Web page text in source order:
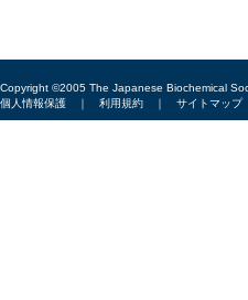
Copyright ©2005 The Japanese Biochemical
個人情報保護 ｜ 利用規約 ｜ サイトマップ